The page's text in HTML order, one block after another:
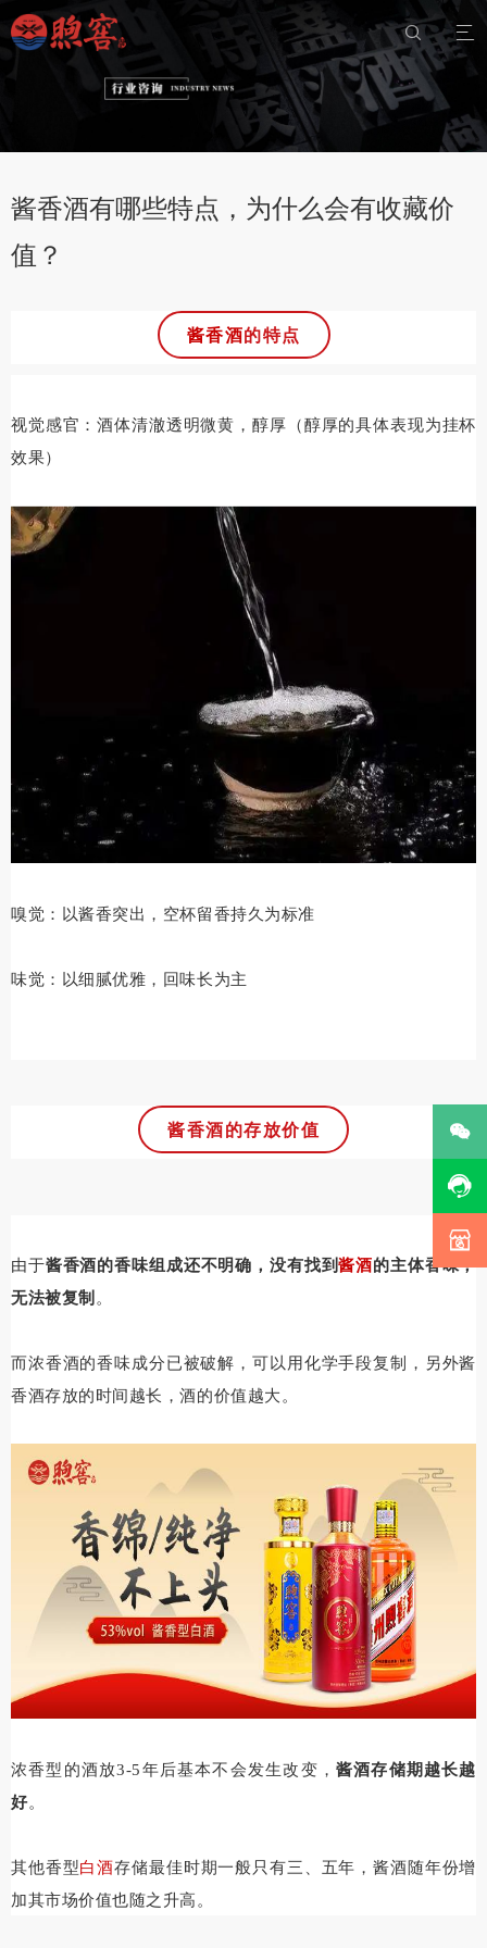


酱香酒有哪些特点，为什么会有收藏价
值？
酱香酒的特点
视觉感官：酒体清澈透明微黄，醇厚（醇厚的具体表现为挂杯
效果）
嗅觉：以酱香突出，空杯留香持久为标准
味觉：以细腻优雅，回味长为主
酱香酒的存放价值
由于酱香酒的香味组成还不明确，没有找到酱酒的主体香味，
无法被复制 。
而浓香酒的香味成分已被破解，可以用化学手段复制，另外酱
香酒存放的时间越长，酒的价值越大。
浓香型的酒放3-5年后基本不会发生改变， 酱酒存储期越长越
好。
其他香型白酒存储最佳时期一般只有三、五年，酱酒随年份增
加其市场价值也随之升高。


